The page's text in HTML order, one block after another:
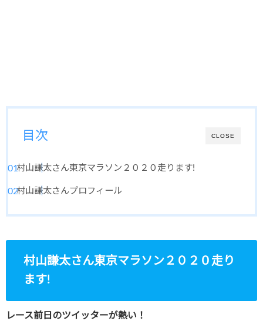
CLOSE
目次
村山謙太さん東京マラソン２０２０走ります!
村山謙太さんプロフィール
村山謙太さん東京マラソン２０２０走り
ます!
レース前日のツイッターが熱い！